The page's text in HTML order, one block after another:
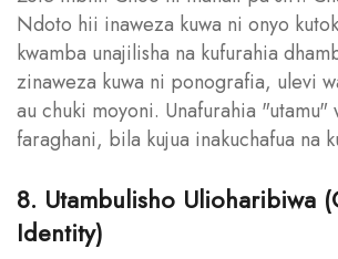
Ndoto hii inaweza kuwa ni onyo
kwamba unajilisha na kufurahia
zinaweza kuwa ni ponografia, ulevi
au chuki moyoni. Unafurahia "utamu"
faraghani, bila kujua inakuchafua na
8. Utambulisho Ulioharibiwa
Identity)